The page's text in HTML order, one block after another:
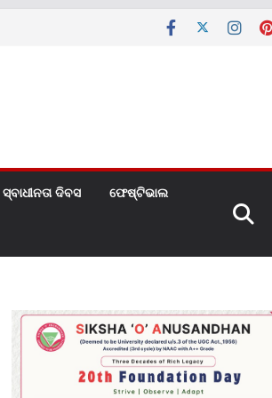
ସ୍ବାଧୀନତା ଦିବସ ଫେଷ୍ଟିଭାଲ